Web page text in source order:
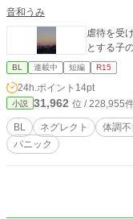
られるの
す。 Rシーンは話の流れで触れる程度ですが、一応※付けま
す。 2~3日に1話更新する予定ですが、筆の進みが悪い時は不
いており
像はpicrewさん
a_o_o_)
音和うみ
虐待を受
とする子
BL 連載中 短編 R15
24h.ポイント 14pt
小説 31,962 位 / 228,955
BL ネグレクト 体調不
パニック